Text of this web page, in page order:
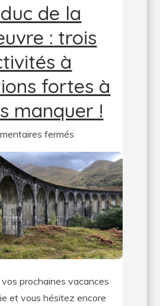
de la
: trois
à
fortes à
manquer !
ferméssur
Viaduc
de
la
Souleuvre
:
trois
activités
sensations
fortes
prochaines vacances
et vous hésitez encore